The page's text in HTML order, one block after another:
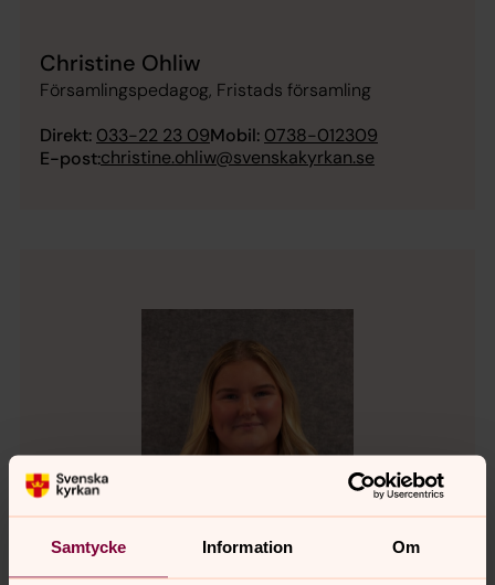
Samtycke Information Om
Christine Ohliw
Församlingspedagog, Fristads församling
Direkt: 033-22 23 09Mobil: 0738-012309
E-post:christine.ohliw@svenskakyrkan.se